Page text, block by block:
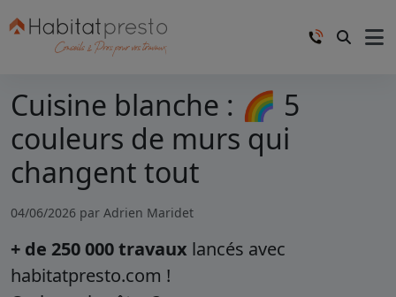
Cuisine blanche : 🌈 5
couleurs de murs qui
changent tout
04/06/2026 par Adrien Maridet
+ de 250 000 travaux lancés avec
habitatpresto.com !